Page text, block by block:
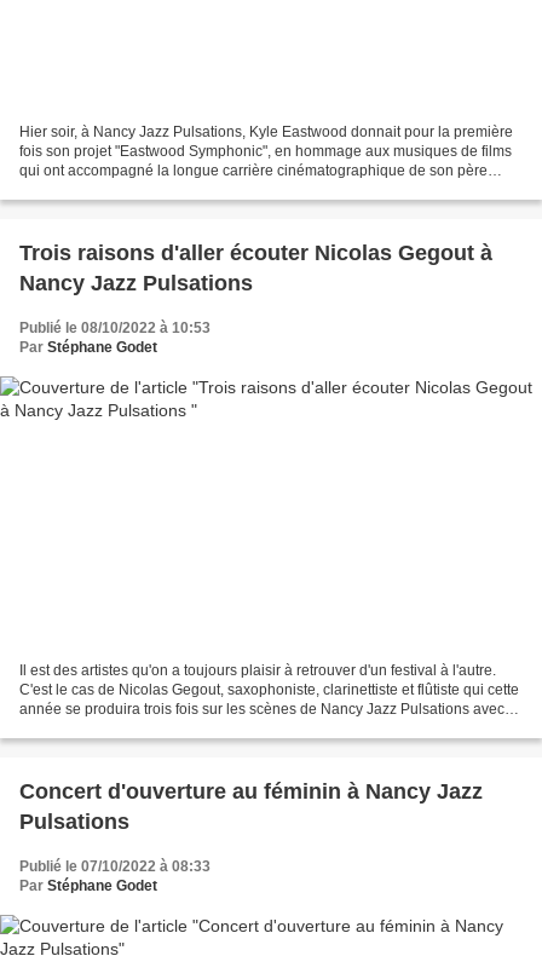
Hier soir, à Nancy Jazz Pulsations, Kyle Eastwood donnait pour la première
fois son projet "Eastwood Symphonic", en hommage aux musiques de films
qui ont accompagné la longue carrière cinématographique de son père
Trois raisons d'aller écouter Nicolas Gegout à
Nancy Jazz Pulsations
Publié le 08/10/2022 à 10:53
Par Stéphane Godet
Il est des artistes qu'on a toujours plaisir à retrouver d'un festival à l'autre.
C'est le cas de Nicolas Gegout, saxophoniste, clarinettiste et flûtiste qui cette
année se produira trois fois sur les scènes de Nancy Jazz Pulsations avec
Concert d'ouverture au féminin à Nancy Jazz
Pulsations
Publié le 07/10/2022 à 08:33
Par Stéphane Godet